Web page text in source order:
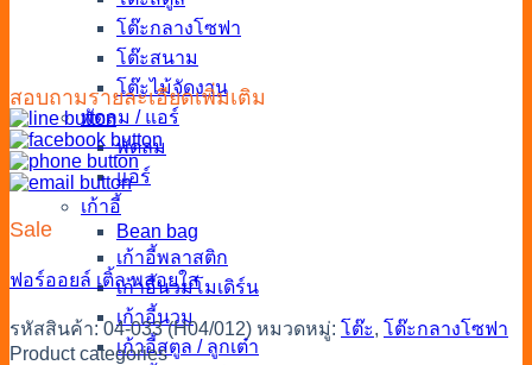
โต๊ะกลางโซฟา
โต๊ะสนาม
โต๊ะไม้จัดงาน
พัดลม / แอร์
พัดลม
แอร์
เก้าอี้
Bean bag
เก้าอี้พลาสติก
เก้าอี้นวมโมเดิร์น
เก้าอี้นวม
เก้าอี้สตูล / ลูกเต๋า
สอบถามรายละเอียดเพิ่มเติม
Sale
ฟอร์ออยล์ เติ้ล พลอยใส
รหัสสินค้า: 04-033 (H04/012) หมวดหมู่: โต๊ะ, โต๊ะกลางโซฟา
Product categories